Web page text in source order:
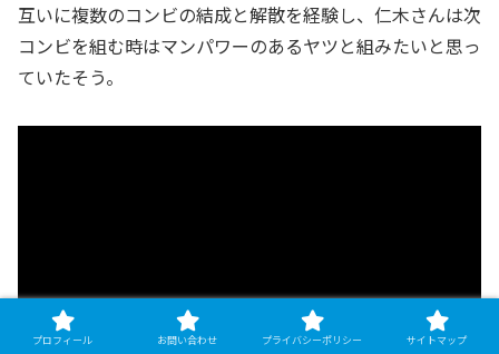
互いに複数のコンビの結成と解散を経験し、仁木さんは次
コンビを組む時はマンパワーのあるヤツと組みたいと思っ
ていたそう。
プロフィール お問い合わせ プライバシーポリシー サイトマップ